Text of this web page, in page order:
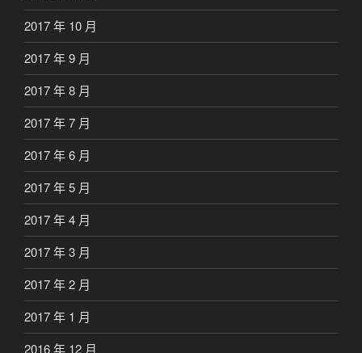
2017 年 10 月
2017 年 9 月
2017 年 8 月
2017 年 7 月
2017 年 6 月
2017 年 5 月
2017 年 4 月
2017 年 3 月
2017 年 2 月
2017 年 1 月
2016 年 12 月